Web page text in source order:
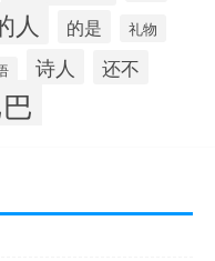
人 的是 礼物
诗人 还不